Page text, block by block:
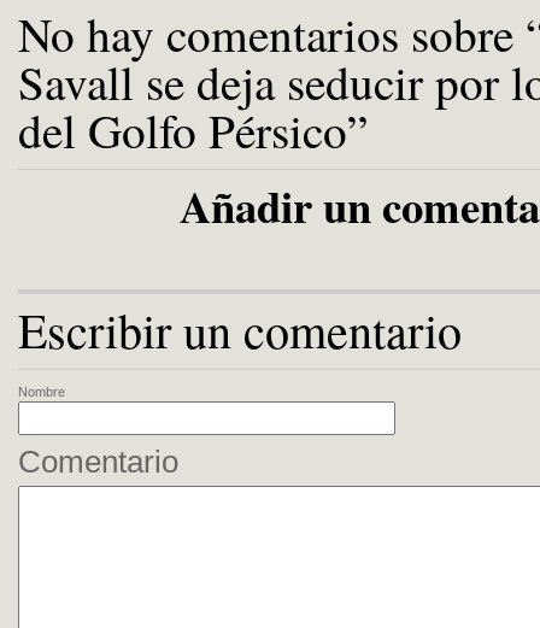
No hay comentarios sobre
Savall se deja seducir por
del Golfo Pérsico”
Añadir un
Escribir un comentario
Nombre
Comentario